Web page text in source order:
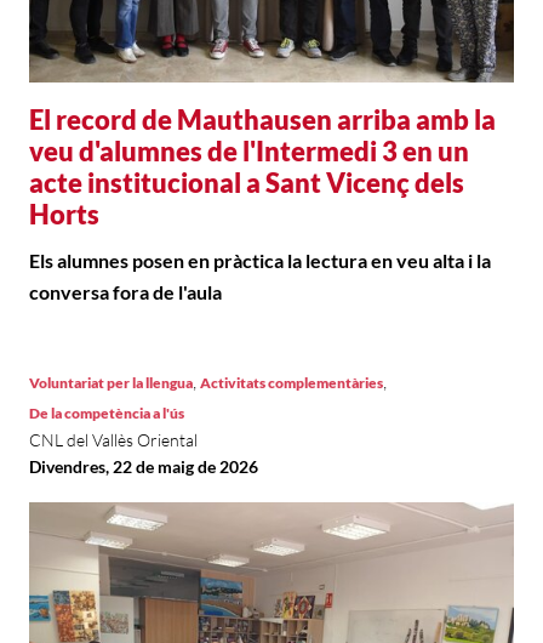
El record de Mauthausen arriba amb la
veu d'alumnes de l'Intermedi 3 en un
acte institucional a Sant Vicenç dels
Horts
Els alumnes posen en pràctica la lectura en veu alta i la
conversa fora de l'aula
Voluntariat per la llengua, Activitats complementàries,
De la competència a l'ús
CNL del Vallès Oriental
Divendres, 22 de maig de 2026